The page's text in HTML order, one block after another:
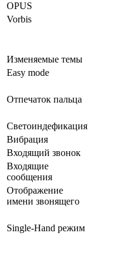
OPUS
Vorbis
Изменяемые темы
Easy mode
Отпечаток пальца
Светоиндефикация
Вибрация
Входящий звонок
Входящие
сообщения
Отображение
имени звонящего
Single-Hand режим